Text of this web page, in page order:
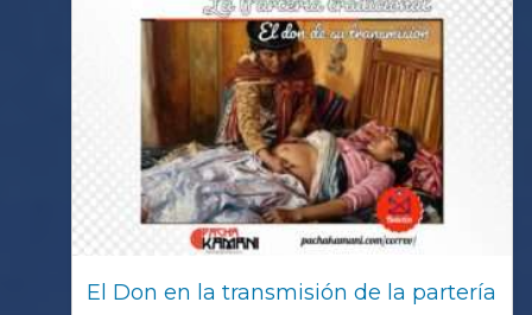
El Don en la transmisión de la partería